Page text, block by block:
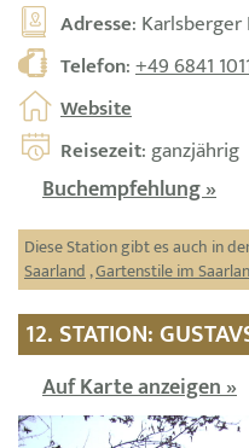
Adresse:
Telefon:+49 6841
Website
Reisezeit: ganzjährig
Buchempfehlung »
Diese Station gibt es auch in
Saarland,Gartenstile im
12. STATION:
Auf Karte anzeigen »